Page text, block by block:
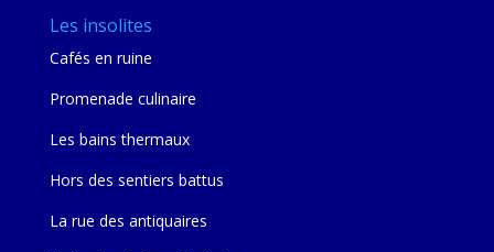
Les insolites
Cafés en ruine
Promenade culinaire
Les bains thermaux
Hors des sentiers battus
La rue des antiquaires